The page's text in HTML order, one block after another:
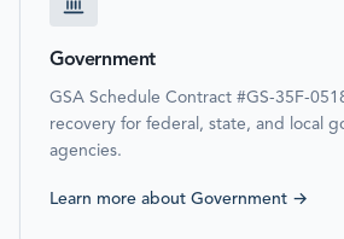
Government
GSA Schedule Contract #GS-35F-
recovery for federal, state, and local
agencies.
Learn more about Government →